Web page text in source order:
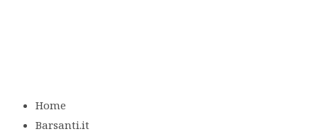
Home
Barsanti.it